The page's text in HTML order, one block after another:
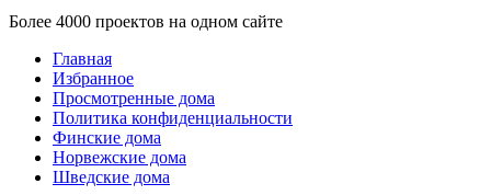
Более 4000 проектов на одном сайте
Главная
Избранное
Просмотренные дома
Политика конфиденциальности
Финские дома
Норвежские дома
Шведские дома